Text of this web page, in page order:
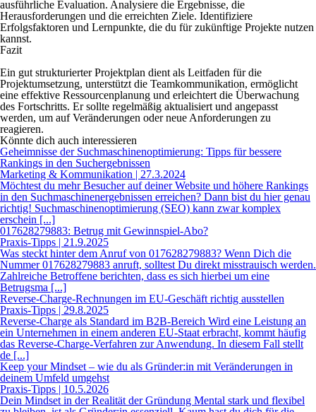
ausführliche Evaluation. Analysiere die Ergebnisse, die
Herausforderungen und die erreichten Ziele. Identifiziere
Erfolgsfaktoren und Lernpunkte, die du für zukünftige Projekte nutzen
kannst.
Fazit
Ein gut strukturierter Projektplan dient als Leitfaden für die
Projektumsetzung, unterstützt die Teamkommunikation, ermöglicht
eine effektive Ressourcenplanung und erleichtert die Überwachung
des Fortschritts. Er sollte regelmäßig aktualisiert und angepasst
werden, um auf Veränderungen oder neue Anforderungen zu
reagieren.
Könnte dich auch interessieren
Geheimnisse der Suchmaschinenoptimierung: Tipps für bessere
Rankings in den Suchergebnissen
Marketing & Kommunikation | 27.3.2024
Möchtest du mehr Besucher auf deiner Website und höhere Rankings
in den Suchmaschinenergebnissen erreichen? Dann bist du hier genau
richtig! Suchmaschinenoptimierung (SEO) kann zwar komplex
erschein [...]
017628279883: Betrug mit Gewinnspiel-Abo?
Praxis-Tipps | 21.9.2025
Was steckt hinter dem Anruf von 017628279883? Wenn Dich die
Nummer 017628279883 anruft, solltest Du direkt misstrauisch werden.
Zahlreiche Betroffene berichten, dass es sich hierbei um eine
Betrugsma [...]
Reverse-Charge-Rechnungen im EU-Geschäft richtig ausstellen
Praxis-Tipps | 29.8.2025
Reverse-Charge als Standard im B2B-Bereich Wird eine Leistung an
ein Unternehmen in einem anderen EU-Staat erbracht, kommt häufig
das Reverse-Charge-Verfahren zur Anwendung. In diesem Fall stellt
de [...]
Keep your Mindset – wie du als Gründer:in mit Veränderungen in
deinem Umfeld umgehst
Praxis-Tipps | 10.5.2026
Dein Mindset in der Realität der Gründung Mental stark und flexibel